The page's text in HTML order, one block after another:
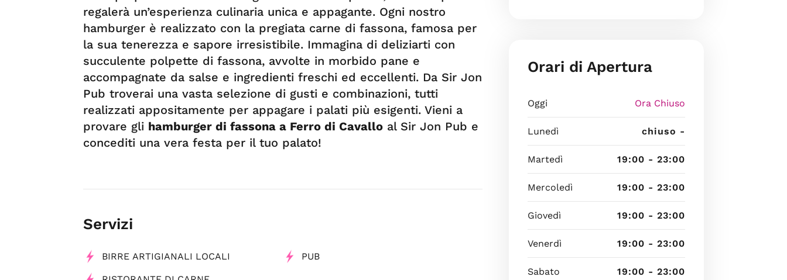
regalerà un’esperienza culinaria unica e appagante. Ogni nostro
hamburger è realizzato con la pregiata carne di fassona, famosa per
la sua tenerezza e sapore irresistibile. Immagina di deliziarti con
succulente polpette di fassona, avvolte in morbido pane e
accompagnate da salse e ingredienti freschi ed eccellenti. Da Sir Jon
Pub troverai una vasta selezione di gusti e combinazioni, tutti
realizzati appositamente per appagare i palati più esigenti. Vieni a
provare gli hamburger di fassona a Ferro di Cavallo al Sir Jon Pub e
concediti una vera festa per il tuo palato!
Servizi
BIRRE ARTIGIANALI LOCALI PUB
Orari di Apertura
Oggi Ora Chiuso
Lunedì chiuso -
Martedì 19:00 - 23:00
Mercoledì 19:00 - 23:00
Giovedì 19:00 - 23:00
Venerdì 19:00 - 23:00
Sabato 19:00 - 23:00